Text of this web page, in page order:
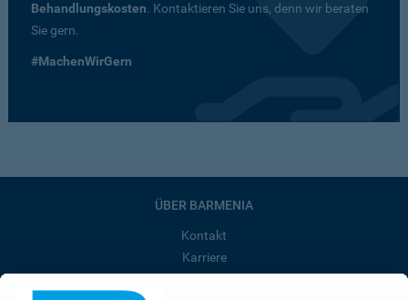
Behandlungskosten. Kontaktieren Sie uns, denn wir beraten
Sie gern.
#MachenWirGern
ÜBER BARMENIA
Kontakt
Karriere